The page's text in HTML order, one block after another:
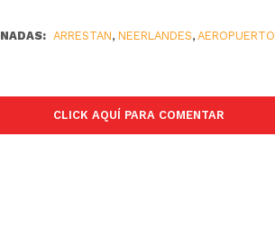
ARRESTAN,NEERLANDES,AEROPUERTO
CLICK AQUÍ PARA COMENTAR